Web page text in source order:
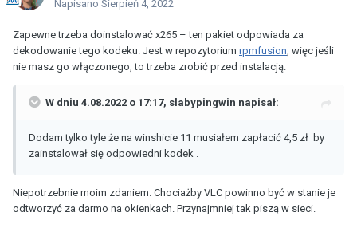
Napisano Sierpień 4, 2022
Zapewne trzeba doinstalować x265 – ten pakiet odpowiada za
dekodowanie tego kodeku. Jest w repozytorium rpmfusion, więc jeśli
nie masz go włączonego, to trzeba zrobić przed instalacją.
W dniu 4.08.2022 o 17:17, slabypingwin napisał:
Dodam tylko tyle że na winshicie 11 musiałem zapłacić 4,5 zł by
zainstalował się odpowiedni kodek .
Niepotrzebnie moim zdaniem. Chociażby VLC powinno być w stanie je
odtworzyć za darmo na okienkach. Przynajmniej tak piszą w sieci.